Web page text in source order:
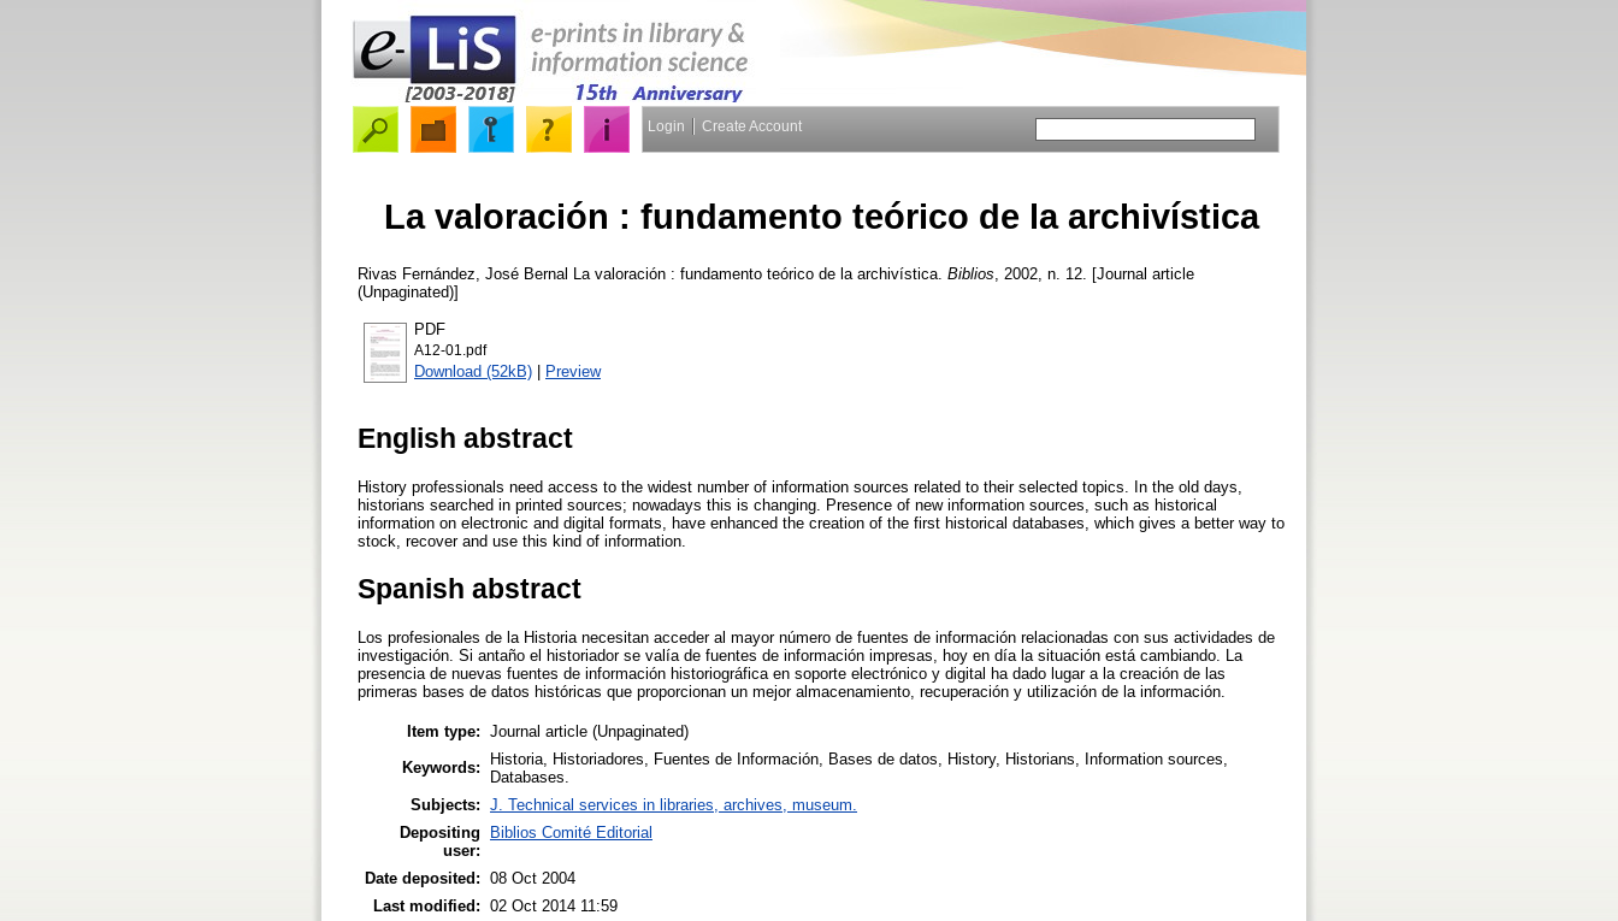
Login Create Account
La valoración : fundamento teórico de la archivística
Rivas Fernández, José Bernal La valoración : fundamento teórico de la archivística. Biblios , 2002, n. 12. [Journal article
(Unpaginated)]
PDF
A12-01.pdf
Download (52kB) | Preview
English abstract
History professionals need access to the widest number of information sources related to their selected topics. In the old days,
historians searched in printed sources; nowadays this is changing. Presence of new information sources, such as historical
information on electronic and digital formats, have enhanced the creation of the first historical databases, which gives a better way to
stock, recover and use this kind of information.
Spanish abstract
Los profesionales de la Historia necesitan acceder al mayor número de fuentes de información relacionadas con sus actividades de
investigación. Si antaño el historiador se valía de fuentes de información impresas, hoy en día la situación está cambiando. La
presencia de nuevas fuentes de información historiográfica en soporte electrónico y digital ha dado lugar a la creación de las
primeras bases de datos históricas que proporcionan un mejor almacenamiento, recuperación y utilización de la información.
Item type: Journal article (Unpaginated)
Keywords:
Historia, Historiadores, Fuentes de Información, Bases de datos, History, Historians, Information sources,
Databases.
Subjects: J. Technical services in libraries, archives, museum.
Depositing
user:
Biblios Comité Editorial
Date deposited: 08 Oct 2004
Last modified: 02 Oct 2014 11:59